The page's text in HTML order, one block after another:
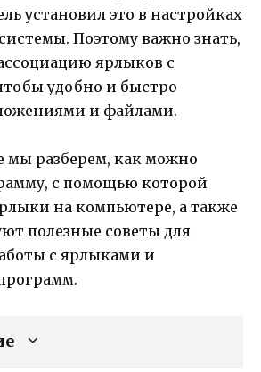
установил это в настройках
Поэтому важно знать,
ярлыков с
удобно и быстро
и файлами.
мы разберем, как можно
с помощью которой
на компьютере, а также
полезные советы для
с ярлыками и